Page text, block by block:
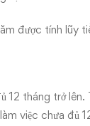
được tính lũy
12 tháng trở
việc chưa đủ